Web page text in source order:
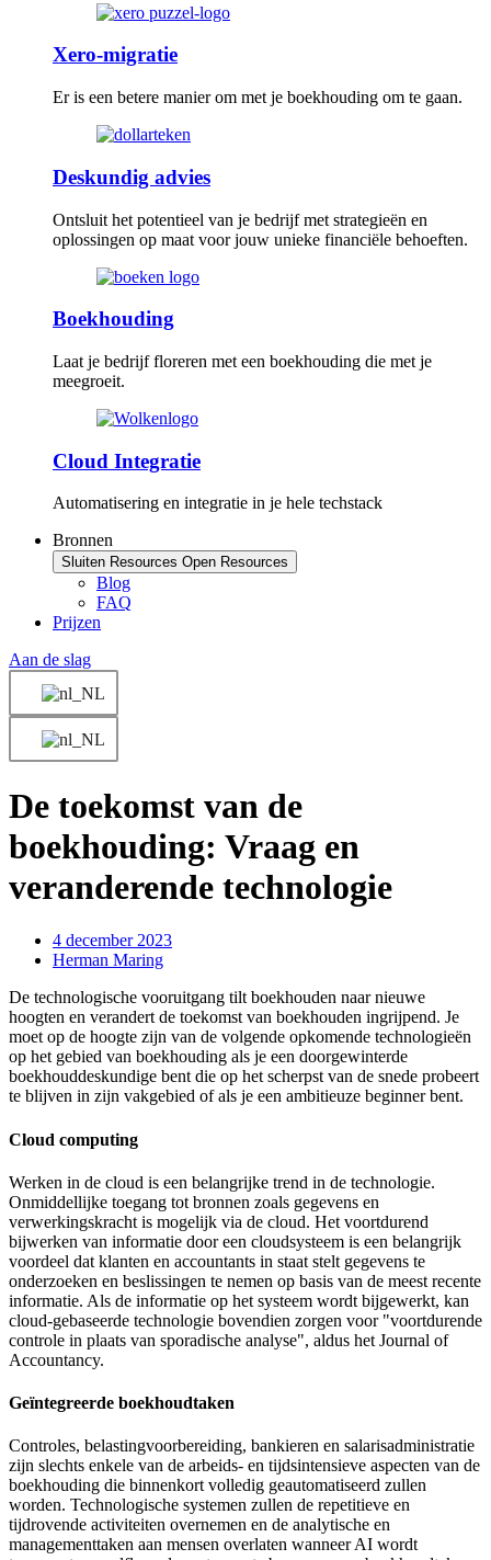
Xero-migratie
Er is een betere manier om met je boekhouding om te gaan.
Deskundig advies
Ontsluit het potentieel van je bedrijf met strategieën en
oplossingen op maat voor jouw unieke financiële behoeften.
Boekhouding
Laat je bedrijf floreren met een boekhouding die met je
meegroeit.
Cloud Integratie
Automatisering en integratie in je hele techstack
Bronnen
Sluiten Resources Open Resources
Blog
FAQ
Prijzen
Aan de slag
De toekomst van de
boekhouding: Vraag en
veranderende technologie
4 december 2023
Herman Maring
De technologische vooruitgang tilt boekhouden naar nieuwe
hoogten en verandert de toekomst van boekhouden ingrijpend. Je
moet op de hoogte zijn van de volgende opkomende technologieën
op het gebied van boekhouding als je een doorgewinterde
boekhouddeskundige bent die op het scherpst van de snede probeert
te blijven in zijn vakgebied of als je een ambitieuze beginner bent.
Cloud computing
Werken in de cloud is een belangrijke trend in de technologie.
Onmiddellijke toegang tot bronnen zoals gegevens en
verwerkingskracht is mogelijk via de cloud. Het voortdurend
bijwerken van informatie door een cloudsysteem is een belangrijk
voordeel dat klanten en accountants in staat stelt gegevens te
onderzoeken en beslissingen te nemen op basis van de meest recente
informatie. Als de informatie op het systeem wordt bijgewerkt, kan
cloud-gebaseerde technologie bovendien zorgen voor "voortdurende
controle in plaats van sporadische analyse", aldus het Journal of
Accountancy.
Geïntegreerde boekhoudtaken
Controles, belastingvoorbereiding, bankieren en salarisadministratie
zijn slechts enkele van de arbeids- en tijdsintensieve aspecten van de
boekhouding die binnenkort volledig geautomatiseerd zullen
worden. Technologische systemen zullen de repetitieve en
tijdrovende activiteiten overnemen en de analytische en
managementtaken aan mensen overlaten wanneer AI wordt